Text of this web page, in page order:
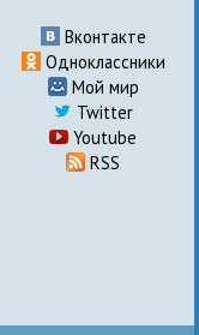
Вконтакте
Одноклассники
Мой мир
Twitter
Youtube
RSS